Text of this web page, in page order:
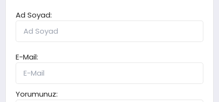
Ad Soyad:
E-Mail:
Yorumunuz: